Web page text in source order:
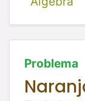
Problema